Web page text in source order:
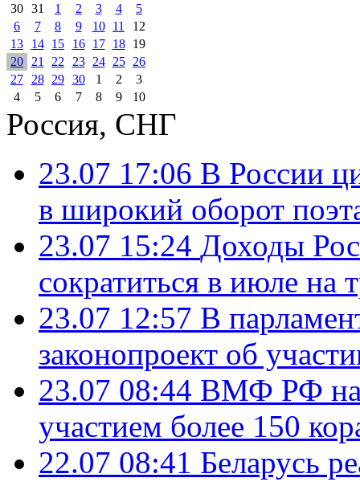
30 31 1 2 3 4
5
6
7 8 9 10 11
12
13
14 15 16 17 18
19
20
21 22 23 24 25
26
27
28 29 30 1 2
3
4
5 6 7 8 9 10
Россия, СНГ
23.07 17:06 В России
в широкий оборот
23.07 15:24 Доходы
сократиться в июле на
23.07 12:57 В
законопроект об
23.07 08:44 ВМФ РФ
участием более 150
22.07 08:41 Беларусь